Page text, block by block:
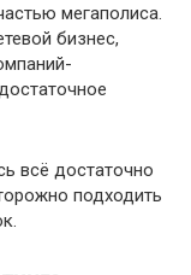
мегаполиса.
бизнес,
всё достаточно
подходить